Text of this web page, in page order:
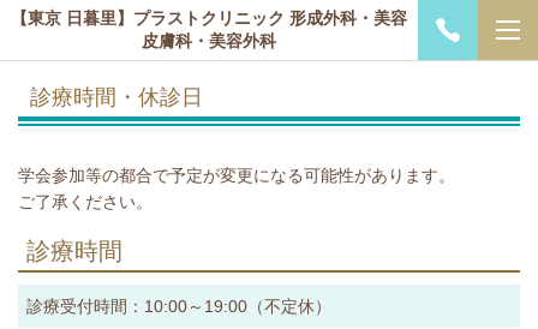
【東京 日暮里】プラストクリニック 形成外科・美容
皮膚科・美容外科
診療時間・休診日
学会参加等の都合で予定が変更になる可能性があります。
ご了承ください。
診療時間
診療受付時間：10:00～19:00（不定休）